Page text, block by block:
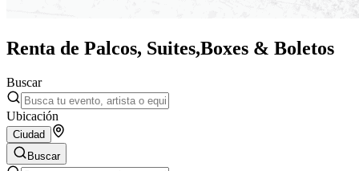
Renta de Palcos, Suites,Boxes & Boletos
Buscar
Ubicación
Ciudad
Buscar